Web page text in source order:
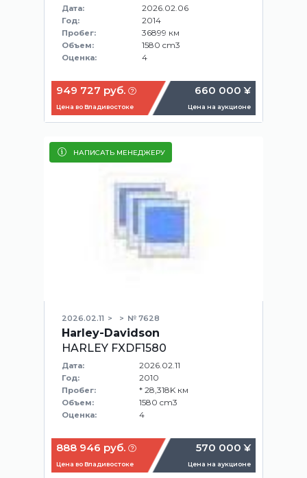
Дата: 2026.02.06
Год: 2014
Пробег: 36899 км
Объем: 1580 cm3
Оценка: 4
949 727 руб.
Цена во Владивостоке
660 000 ¥
Цена на аукционе
НАПИСАТЬ МЕНЕДЖЕРУ
2026.02.11 № 7628
Harley-Davidson
HARLEY FXDF1580
Дата: 2026.02.11
Год: 2010
Пробег: * 28,318K км
Объем: 1580 cm3
Оценка: 4
888 946 руб.
Цена во Владивостоке
570 000 ¥
Цена на аукционе